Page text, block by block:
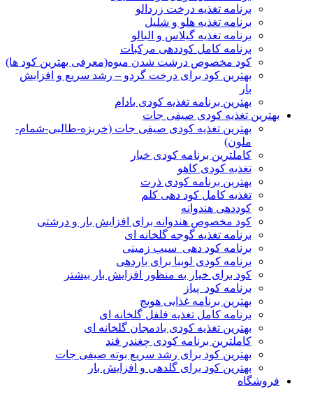
برنامه تغذیه درخت زردالو
برنامه تغذیه هلو و شلیل
برنامه تغذیه گیلاس و البالو
برنامه کامل کوددهی مرکبات
کود مخصوص درشت شدن میوه(معرفی بهترین کود ها)
بهترین کود برای درخت گردو – رشد سریع و افزایش
بار
بهترین برنامه تغذیه کودی بادام
بهترین تغذیه کودی صیفی جات
بهترین تغذیه کودی صیفی جات (خربزه-طالبی-شمام-
ملون)
کاملترین برنامه کودی خیار
تغذیه کودی کاهو
بهتربن برنامه کودی ذرت
تغذیه کامل کود دهی کلم
کوددهی هندوانه
کود مخصوص هندوانه برای افزایش بار و درشتی
برنامه تغذیه گوجه گلخانه ای
برنامه کود دهی سیب زمینی
برنامه کودی لوبیا برای باردهی
کود برای خیار به منظور افزایش بار بیشتر
برنامه کود پیاز
بهترین برنامه غذایی هویج
برنامه کامل تغذیه فلفل گلخانه ای
بهترین تغذیه کودی بادمجان گلخانه ای
کاملترین برنامه کودی چغندر قند
بهترین کود برای رشد سریع بوته صیفی جات
بهترین کود برای گلدهی و افزایش بار
فروشگاه